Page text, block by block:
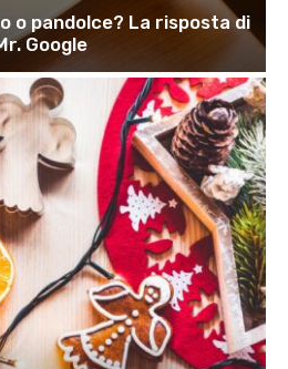
o pandolce? La risposta di
Google